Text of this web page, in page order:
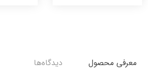
معرفی محصول دیدگاه‌ها